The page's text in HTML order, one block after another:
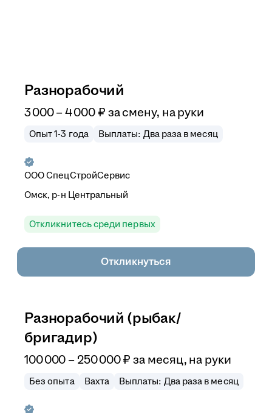
Разнорабочий
3 000–4 000 ₽ за смену, на руки
Опыт 1-3 года Выплаты: Два раза в месяц
ОООСпецСтройСервис
Омск, р-н Центральный
Откликнитесь среди первых
Откликнуться
Разнорабочий (рыбак/
бригадир)
100 000 – 250 000₽ за месяц, на руки
Без опыта Вахта Выплаты: Два раза в месяц